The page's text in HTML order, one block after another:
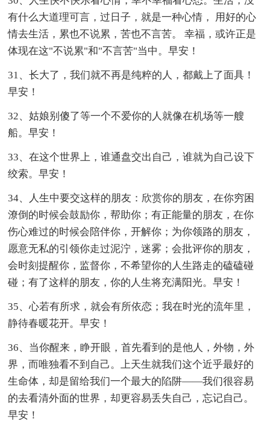
有什么大道理可言，过日子，就是一种心情， 用好的心
情去生活，累也不说累，苦也不言苦。 幸福，或许正是
体现在这"不说累"和"不言苦"当中。早安！
31、长大了，我们就不再是纯粹的人，都戴上了面具！
早安！
32、姑娘别傻了等一个不爱你的人就像在机场等一艘
船。早安！
33、在这个世界上，谁通盘交出自己，谁就为自己设下
绞索。早安！
34、人生中要交这样的朋友：欣赏你的朋友，在你穷困
潦倒的时候会鼓励你，帮助你；有正能量的朋友，在你
伤心难过的时候会陪伴你，开解你；为你领路的朋友，
愿意无私的引领你走过泥泞，迷雾；会批评你的朋友，
会时刻提醒你，监督你，不希望你的人生路走的磕磕碰
碰；有了这样的朋友，你的人生将充满阳光。早安！
35、心若有所求，就会有所依恋；我在时光的流年里，
静待春暖花开。早安！
36、当你醒来，睁开眼，首先看到的是他人，外物，外
界，而唯独看不到自己。上天生就我们这个近乎最好的
生命体，却是留给我们一个最大的陷阱——我们很容易
的去看清外面的世界，却更容易丢失自己，忘记自己。
早安！